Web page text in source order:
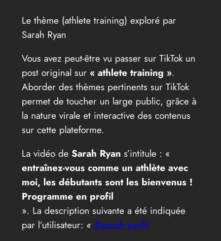
Le thème (athlete training) exploré par
Sarah Ryan
Vous avez peut-être vu passer sur TikTok un
post original sur « athlete training ».
Aborder des thèmes pertinents sur TikTok
permet de toucher un large public, grâce à
la nature virale et interactive des contenus
sur cette plateforme.
La vidéo de Sarah Ryan s’intitule : «
entraînez-vous comme un athlète avec
moi, les débutants sont les bienvenus !
Programme en profil
». La description suivante a été indiquée
par l’utilisateur: « @sarahryanfit